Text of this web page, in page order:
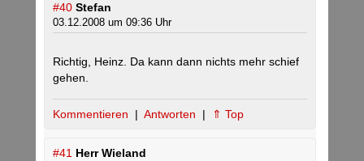
#40 Stefan
03.12.2008 um 09:36 Uhr
Richtig, Heinz. Da kann dann nichts mehr schief
gehen.
Kommentieren | Antworten | ⇑ Top
#41 Herr Wieland